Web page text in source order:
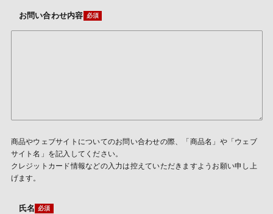
お問い合わせ内容
商品やウェブサイトについてのお問い合わせの際、「商品名」や「ウェブ
サイト名」を記入してください。
クレジットカード情報などの入力は控えていただきますようお願い申し上
げます。
氏名